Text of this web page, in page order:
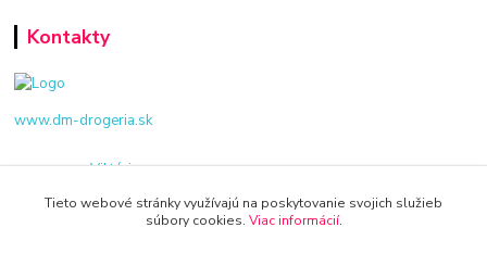
Kontakty
www.dm-drogeria.sk
Viktória
+421 940 949 000
Tieto webové stránky využívajú na poskytovanie svojich služieb
súbory cookies. Viac informácií.